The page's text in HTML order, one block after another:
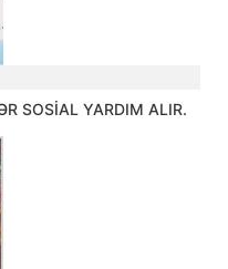
SOSİAL YARDIM ALIR.